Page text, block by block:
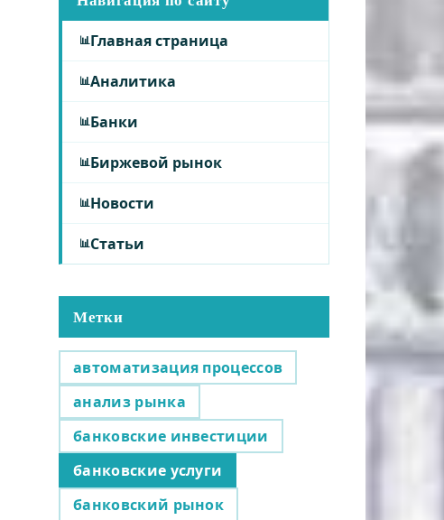
Главная страница
Аналитика
Банки
Биржевой рынок
Новости
Статьи
Метки
автоматизация процессов
анализ рынка
банковские инвестиции
банковские услуги
банковский рынок